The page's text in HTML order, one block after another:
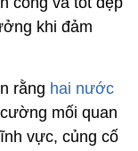
khi đảm
rằng hai nước
mối quan
vực, củng cố